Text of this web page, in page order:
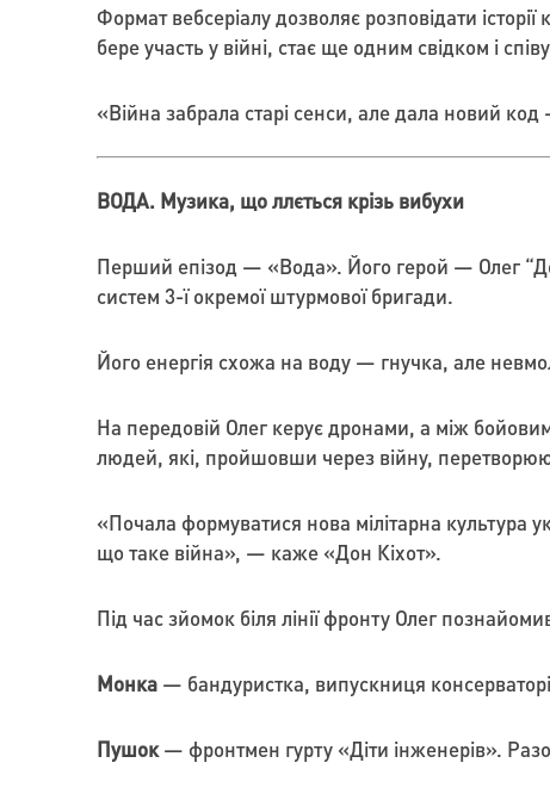
Формат вебсеріалу дозволяє розповідати
бере участь у війні, стає ще одним свідком і
«Війна забрала старі сенси, але дала новий
ВОДА. Музика, що ллється крізь вибухи
Перший епізод — «Вода». Його герой — Олег
систем 3-ї окремої штурмової бригади.
Його енергія схожа на воду — гнучка, але
На передовій Олег керує дронами, а між
людей, які, пройшовши через війну,
«Почала формуватися нова мілітарна культура
що таке війна», — каже «Дон Кіхот».
Під час зйомок біля лінії фронту Олег
Монка— бандуристка, випускниця
Пушок— фронтмен гурту «Діти інженерів».